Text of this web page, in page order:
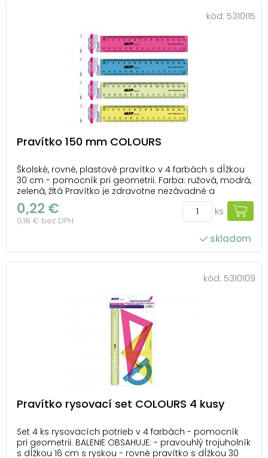
kód: 5310115
Pravítko 150 mm COLOURS
Školské, rovné, plastové pravítko v 4 farbách s dĺžkou
30 cm - pomocník pri geometrii. Farba: ružová, modrá,
zelená, žltá Pravítko je zdravotne nezávadné a
neobsahuje ftaláty. Dodávame v plastovom puzdre
so závesom. Dodávame v mixe 4 ks podľa skladovej
zásoby. Uvedená cena je za 1 ks.
0,22 €
0,18 € bez DPH
ks
skladom
kód: 5310109
Pravítko rysovací set COLOURS 4 kusy
Set 4 ks rysovacích potrieb v 4 farbách - pomocník
pri geometrii. BALENIE OBSAHUJE: - pravouhlý trojuholník
s dĺžkou 16 cm s ryskou - rovné pravítko s dĺžkou 30